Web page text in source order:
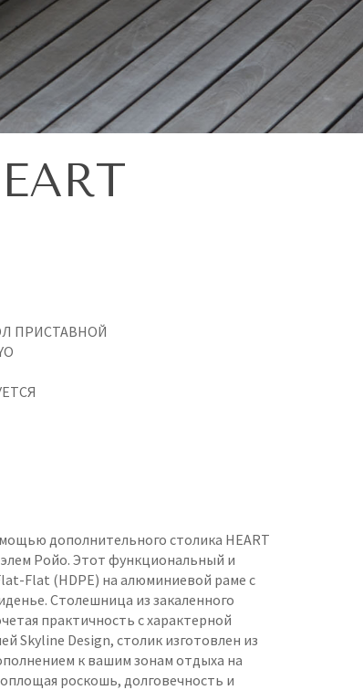
ПРИСТАВНОЙ
дополнительного столика HEART
Ройо. Этот функциональный и
Flat (HDPE) на алюминиевой раме с
Столешница из закаленного
практичность с характерной
Skyline Design, столик изготовлен из
к вашим зонам отдыха на
роскошь, долговечность и